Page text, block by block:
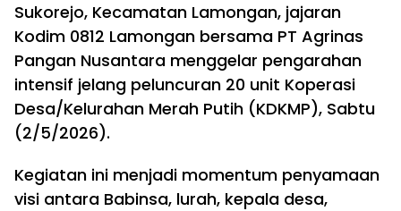
Sukorejo, Kecamatan Lamongan, jajaran
Kodim 0812 Lamongan bersama PT Agrinas
Pangan Nusantara menggelar pengarahan
intensif jelang peluncuran 20 unit Koperasi
Desa/Kelurahan Merah Putih (KDKMP), Sabtu
(2/5/2026).
Kegiatan ini menjadi momentum penyamaan
visi antara Babinsa, lurah, kepala desa,